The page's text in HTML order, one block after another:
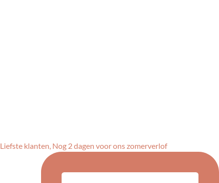
Liefste klanten, Nog 2 dagen voor ons zomerverlof